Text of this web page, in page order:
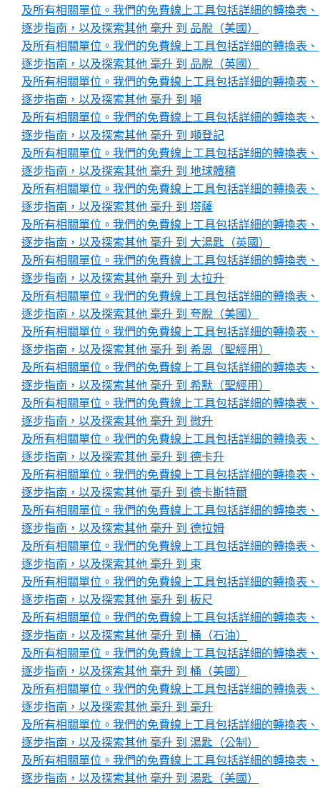
及所有相關單位。我們的免費線上工具包括詳細的轉換表、
逐步指南，以及探索其他 毫升 到 品脫（美國）
及所有相關單位。我們的免費線上工具包括詳細的轉換表、
逐步指南，以及探索其他 毫升 到 品脫（英國）
及所有相關單位。我們的免費線上工具包括詳細的轉換表、
逐步指南，以及探索其他 毫升 到 噸
及所有相關單位。我們的免費線上工具包括詳細的轉換表、
逐步指南，以及探索其他 毫升 到 噸登記
及所有相關單位。我們的免費線上工具包括詳細的轉換表、
逐步指南，以及探索其他 毫升 到 地球體積
及所有相關單位。我們的免費線上工具包括詳細的轉換表、
逐步指南，以及探索其他 毫升 到 塔薩
及所有相關單位。我們的免費線上工具包括詳細的轉換表、
逐步指南，以及探索其他 毫升 到 大湯匙（英國）
及所有相關單位。我們的免費線上工具包括詳細的轉換表、
逐步指南，以及探索其他 毫升 到 太拉升
及所有相關單位。我們的免費線上工具包括詳細的轉換表、
逐步指南，以及探索其他 毫升 到 夸脫（美國）
及所有相關單位。我們的免費線上工具包括詳細的轉換表、
逐步指南，以及探索其他 毫升 到 希恩（聖經用）
及所有相關單位。我們的免費線上工具包括詳細的轉換表、
逐步指南，以及探索其他 毫升 到 希默（聖經用）
及所有相關單位。我們的免費線上工具包括詳細的轉換表、
逐步指南，以及探索其他 毫升 到 微升
及所有相關單位。我們的免費線上工具包括詳細的轉換表、
逐步指南，以及探索其他 毫升 到 德卡升
及所有相關單位。我們的免費線上工具包括詳細的轉換表、
逐步指南，以及探索其他 毫升 到 德卡斯特爾
及所有相關單位。我們的免費線上工具包括詳細的轉換表、
逐步指南，以及探索其他 毫升 到 德拉姆
及所有相關單位。我們的免費線上工具包括詳細的轉換表、
逐步指南，以及探索其他 毫升 到 束
及所有相關單位。我們的免費線上工具包括詳細的轉換表、
逐步指南，以及探索其他 毫升 到 板尺
及所有相關單位。我們的免費線上工具包括詳細的轉換表、
逐步指南，以及探索其他 毫升 到 桶（石油）
及所有相關單位。我們的免費線上工具包括詳細的轉換表、
逐步指南，以及探索其他 毫升 到 桶（美國）
及所有相關單位。我們的免費線上工具包括詳細的轉換表、
逐步指南，以及探索其他 毫升 到 毫升
及所有相關單位。我們的免費線上工具包括詳細的轉換表、
逐步指南，以及探索其他 毫升 到 湯匙（公制）
及所有相關單位。我們的免費線上工具包括詳細的轉換表、
逐步指南，以及探索其他 毫升 到 湯匙（美國）